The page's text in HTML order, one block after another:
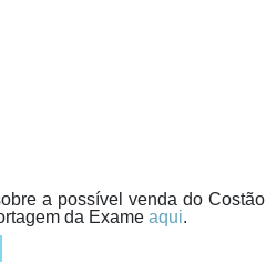
a possível venda do
da Exame aqui.